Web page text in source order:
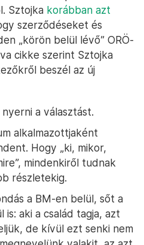
Sztojka korábban azt
szerződéseket és
„körön belül lévő” ORÖ-
cikke szerint Sztojka
beszél az új
a választást.
alkalmazottjaként
Hogy „ki, mikor,
mindenkiről tudnak
részletekig.
a BM-en belül, sőt a
is: aki a család tagja, azt
de kívül ezt senki nem